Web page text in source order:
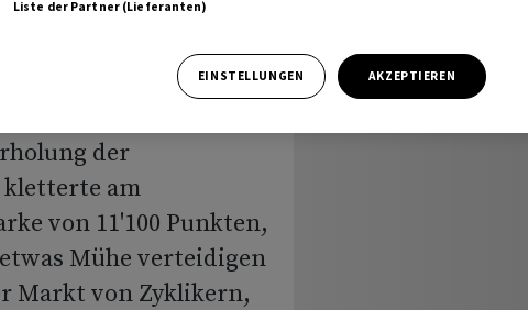
eine gute
Der Leitindex
der
kletterte am
von 11'100 Punkten,
Mühe verteidigen
Markt von Zyklikern,
Liste der Partner (Lieferanten)
EINSTELLUNGEN AKZEPTIEREN